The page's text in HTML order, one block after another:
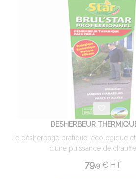
DESHERBEUR
Le désherbage pratique, écologique
d'une puissance de chauffe
79.9 €HT